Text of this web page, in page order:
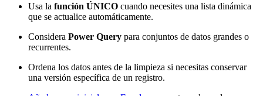
Usa la función ÚNICO cuando necesites una lista dinámica
que se actualice automáticamente.
Considera Power Query para conjuntos de datos grandes o
recurrentes.
Ordena los datos antes de la limpieza si necesitas conservar
una versión específica de un registro.